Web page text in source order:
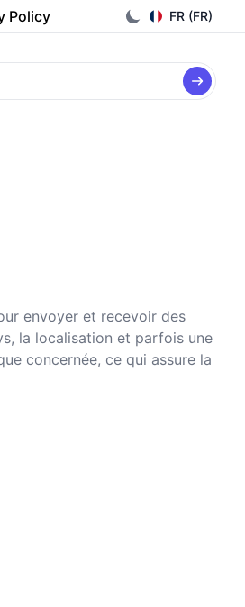
FR (FR)
Policy
envoyer et recevoir des
la localisation et parfois une
concernée, ce qui assure la